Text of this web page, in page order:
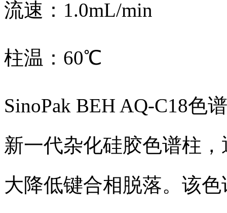
流速：1.0mL/min
柱温：60℃
SinoPak BEH AQ-C18色
新一代杂化硅胶色谱柱
大降低键合相脱落。该